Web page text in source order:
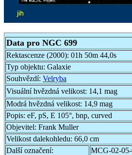
Data pro NGC 699
Rektascenze (2000): 01h 50m 44,0s
Typ objektu: Galaxie
Souhvězdí: Velryba
Visuální hvězdná velikost: 14,1 mag
Modrá hvězdná velikost: 14,9 mag
Popis: eF, pS, E 105°, bnp, curved
Objevitel: Frank Muller
Velikost dalekohledu: 66,0 cm
Další označení:
MCG-02-